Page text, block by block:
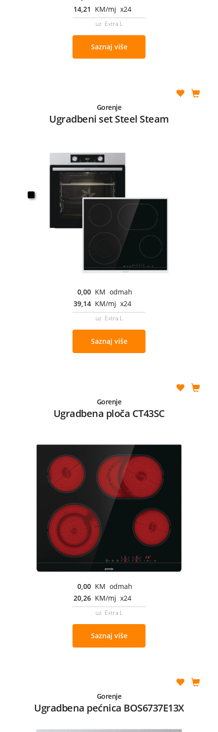
14,21 KM/mj x24
uz Extra L
Saznaj više
Gorenje
Ugradbeni set Steel Steam
0,00 KM odmah
39,14 KM/mj x24
uz Extra L
Saznaj više
Gorenje
Ugradbena ploča CT43SC
0,00 KM odmah
20,26 KM/mj x24
uz Extra L
Saznaj više
Gorenje
Ugradbena pećnica BOS6737E13X